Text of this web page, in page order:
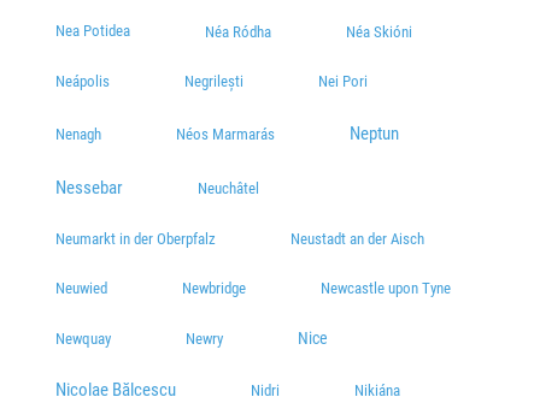
Nea Potidea Néa Ródha Néa Skióni
Neápolis Negrilești Nei Pori
Nenagh Néos Marmarás Neptun
Nessebar Neuchâtel
Neumarkt in der Oberpfalz Neustadt an der Aisch
Neuwied Newbridge Newcastle upon Tyne
Newquay Newry Nice
Nicolae Bălcescu Nidri Nikiána